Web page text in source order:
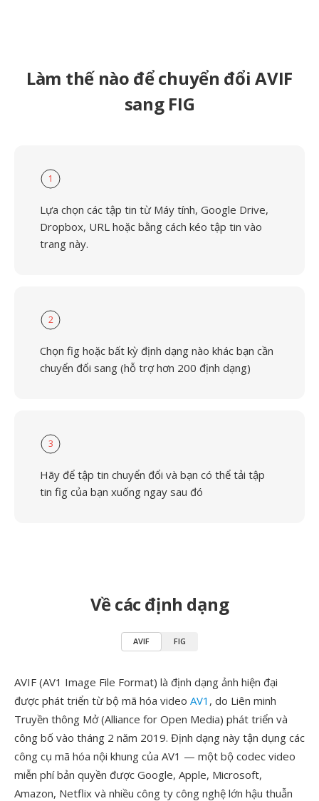
Làm thế nào để chuyển đổi AVIF
sang FIG
1
Lựa chọn các tập tin từ Máy tính, Google Drive,
Dropbox, URL hoặc bằng cách kéo tập tin vào
trang này.
2
Chọn fig hoặc bất kỳ định dạng nào khác bạn cần
chuyển đổi sang (hỗ trợ hơn 200 định dạng)
3
Hãy để tập tin chuyển đổi và bạn có thể tải tập
tin fig của bạn xuống ngay sau đó
Về các định dạng
AVIF FIG
AVIF (AV1 Image File Format) là định dạng ảnh hiện đại
được phát triển từ bộ mã hóa video AV1 , do Liên minh
Truyền thông Mở (Alliance for Open Media) phát triển và
công bố vào tháng 2 năm 2019. Định dạng này tận dụng các
công cụ mã hóa nội khung của AV1 — một bộ codec video
miễn phí bản quyền được Google, Apple, Microsoft,
Amazon, Netflix và nhiều công ty công nghệ lớn hậu thuẫn